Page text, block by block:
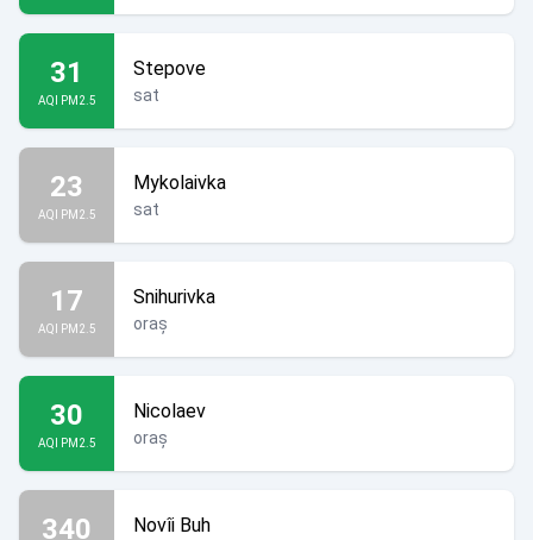
31
AQI PM2.5
Stepove
sat
23
AQI PM2.5
Mykolaivka
sat
17
AQI PM2.5
Snihurivka
oraș
30
AQI PM2.5
Nicolaev
oraș
340 Novîi Buh